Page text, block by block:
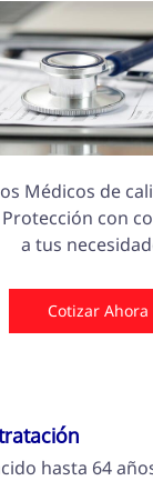
Médicos de
con
a tus
Cotizar Ahora
hasta 64